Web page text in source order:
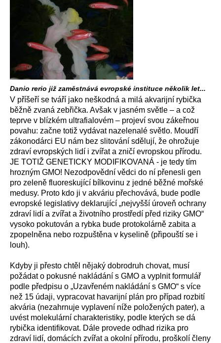
Danio rerio již zaměstnává evropské instituce několik let...
V příšeří se tváří jako neškodná a milá akvarijní rybička
běžně zvaná zebřička. Avšak v jasném světle – a což
teprve v blízkém ultrafialovém – projeví svou zákeřnou
povahu: začne totiž vydávat nazelenalé světlo. Moudří
zákonodárci EU nám bez slitování sdělují, že ohrožuje
zdraví evropských lidí i zvířat a zničí evropskou přírodu.
JE TOTIŽ GENETICKY MODIFIKOVANÁ - je tedy tím
hrozným GMO! Nezodpovědní vědci do ní přenesli gen
pro zeleně fluoreskující bílkovinu z jedné běžné mořské
medusy. Proto kdo ji v akváriu přechovává, bude podle
evropské legislativy deklarující „nejvyšší úroveň ochrany
zdraví lidí a zvířat a životního prostředí před riziky GMO“
vysoko pokutován a rybka bude protokolárně zabita a
zpopelněna nebo rozpuštěna v kyselině (připouští se i
louh).
Kdyby ji přesto chtěl nějaký dobrodruh chovat, musí
požádat o pokusné nakládání s GMO a vyplnit formulář
podle předpisu o „Uzavřeném nakládání s GMO“ s více
než 15 údaji, vypracovat havarijní plán pro případ rozbití
akvária (nezahrnuje vyplavení níže položených pater), a
uvést molekulární charakteristiky, podle kterých se dá
rybička identifikovat. Dále provede odhad rizika pro
zdraví lidí, domácích zvířat a okolní přírodu, proškolí členy